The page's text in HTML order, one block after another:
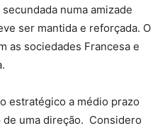
numa amizade
ser mantida e reforçada. O
as sociedades Francesa e
estratégico a médio prazo
uma direção. Considero